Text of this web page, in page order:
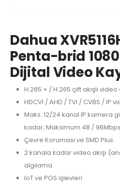
Dahua
Penta-brid
Dijital Video
H.265 + / H.265 çift akışlı video
HDCVI / AHD / TVI / CVBS / IP
Maks. 12/24 kanal IP kamera
kadar; Maksimum 48 /
Çevre Koruması ve SMD Plus
2 kanala kadar video akışı
algılama
IoT ve POS işlevleri